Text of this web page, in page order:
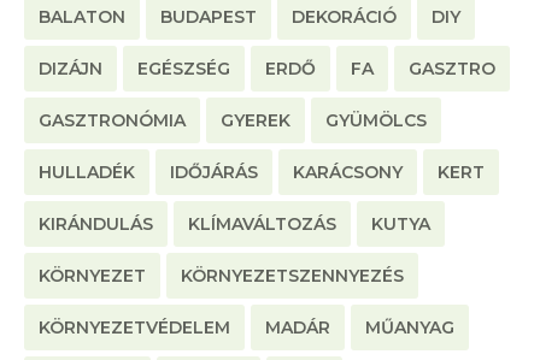
BALATON BUDAPEST DEKORÁCIÓ DIY
DIZÁJN EGÉSZSÉG ERDŐ FA GASZTRO
GASZTRONÓMIA GYEREK GYÜMÖLCS
HULLADÉK IDŐJÁRÁS KARÁCSONY KERT
KIRÁNDULÁS KLÍMAVÁLTOZÁS KUTYA
KÖRNYEZET KÖRNYEZETSZENNYEZÉS
KÖRNYEZETVÉDELEM MADÁR MŰANYAG